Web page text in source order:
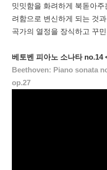
밋밋함을 화려하게 북돋아
려함으로 변신하게 되는 것
곡가의 열정을 장식하고 꾸
베토벤 피아노 소나타 no.14
Beethoven: Piano sonata
op.27